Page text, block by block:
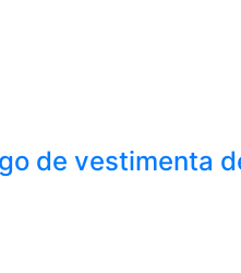
de vestimenta